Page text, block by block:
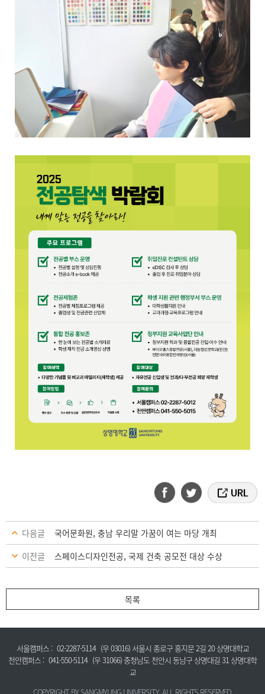
다음글
국어문화원, 충남 우리말 가꿈이 여는 마당 개최
이전글
스페이스디자인전공, 국제 건축 공모전 대상 수상
목록
서울캠퍼스 : 02-2287-5114 (우 03016) 서울시 종로구 흥지문 2길 20 상명대학교
천안캠퍼스 : 041-550-5114 (우 31066) 충청남도 천안시 동남구 상명대길 31 상명대학
교
COPYRIGHT BY SANGMYUNG UNIVERSITY. ALL RIGHTS RESERVED.